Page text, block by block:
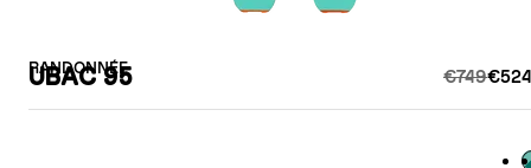
RANDONNÉE
UBAC 95 €749